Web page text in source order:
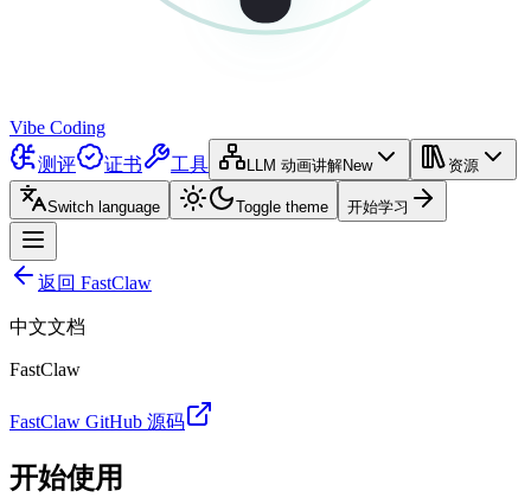
Vibe Coding
测评
证书 工具 LLM 动画讲解New 资源
Switch language Toggle theme 开始学习
返回 FastClaw
中文文档
FastClaw
FastClaw GitHub 源码
开始使用